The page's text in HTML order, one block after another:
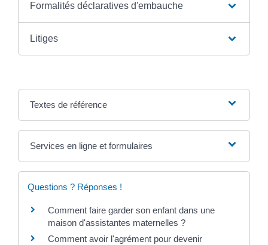
Formalités déclaratives d'embauche
Litiges
Textes de référence
Services en ligne et formulaires
Questions ? Réponses !
Comment faire garder son enfant dans une
maison d'assistantes maternelles ?
Comment avoir l'agrément pour devenir